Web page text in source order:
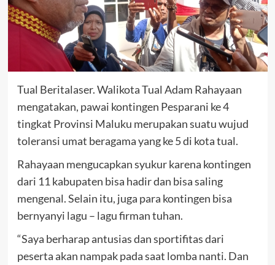
Tual Beritalaser. Walikota Tual Adam Rahayaan
mengatakan, pawai kontingen Pesparani ke 4
tingkat Provinsi Maluku merupakan suatu wujud
toleransi umat beragama yang ke 5 di kota tual.
Rahayaan mengucapkan syukur karena kontingen
dari 11 kabupaten bisa hadir dan bisa saling
mengenal. Selain itu, juga para kontingen bisa
bernyanyi lagu – lagu firman tuhan.
“Saya berharap antusias dan sportifitas dari
peserta akan nampak pada saat lomba nanti. Dan